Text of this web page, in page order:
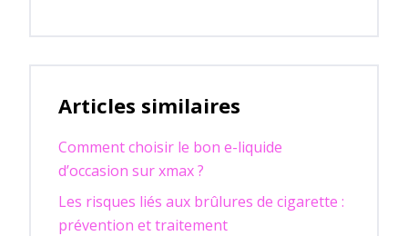
Articles similaires
Comment choisir le bon e-liquide
d’occasion sur xmax ?
Les risques liés aux brûlures de cigarette :
prévention et traitement